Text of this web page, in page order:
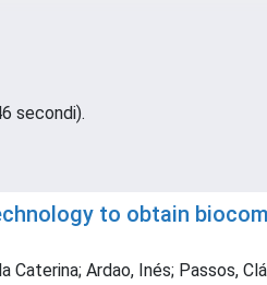
secondi).
to obtain
Ardao, Inés; Passos,